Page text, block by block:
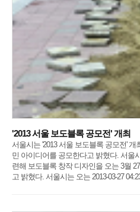
'2013 서울 보도블록 공모전' 개최
서울시는 '2013 서울 보도블록 공모전'
민 아이디어를 공모한다고 밝혔다. 서울
련해 보도블록 창작 디자인을 오는 3월
고 밝혔다. 서울시는 오는 2013-03-27